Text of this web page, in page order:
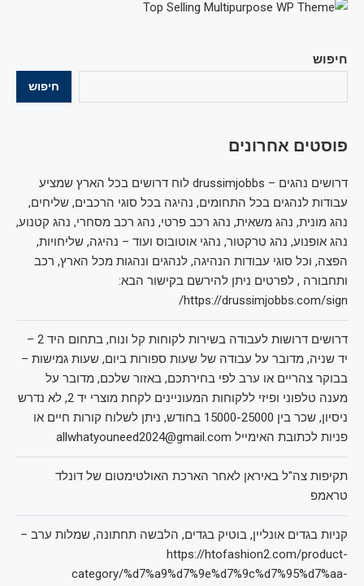
חיפוש
חיפוש
פוסטים אחרונים
דרושים נהגים – drussimjobbs לוח דרושים בכל הארץ שמציע
עבודות לנהגים בכל התחומים, נהיגה בכל סוגי הרכבים, שליחים,
נהג מונית, נהג משאית, נהג רכב פרטי, נהג רכב מסחרי, נהג קטנוע,
נהג אופנוע, נהג טרקטור, נהגי אוטובוס ועוד – נהיגה, שליחויות,
הפצה, וכל סוגי עבודות הנהיגה, לנהגים ונהגות מכל הארץ, רכב
ותחבורה , לפרטים ניתן להירשם בקישור הבא:
https://drussimjobbs.com/sign/
דרושים דרושות לעבודה בשירות לקוחות קל ונוח, בתחום היד 2 –
יד שניה, מדובר על עבודה של שעות ספורות ביום, שעות גמישות –
בבוקר צהריים או ערב לפי בחירתכם, באזור שלכם, מדובר על
מענה טלפוני ופיזי ללקוחות המעוניינים לקחת מוצרי יד 2, לא נדרש
ניסיון, שכר בין 15000-25000 בחודש, ניתן לשלוח קורות חיים או
פניות לכתובת האימייל allwhatyouneed2024@gmail.com
תקיפות צה"ל באיראן לאחר הארכת האולטימטום של דונלד
טראמפ
קניות בגדים אונליין, בוטיק בגדים, הלבשה תחתונה, שמלות ערב –
https://htofashion2.com/product-
category/%d7%a9%d7%9e%d7%9c%d7%95%d7%aa-